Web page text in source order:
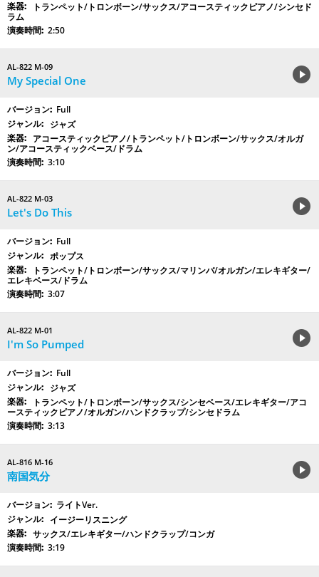
トランペット/トロンボーン/サックス/アコースティックピアノ/シンセド
ラム
2:50
AL-822 M-09
My Special One
Full
ジャズ
アコースティックピアノ/トランペット/トロンボーン/サックス/オルガ
ン/アコースティックベース/ドラム
3:10
AL-822 M-03
Let's Do This
Full
ポップス
トランペット/トロンボーン/サックス/マリンバ/オルガン/エレキギター/
エレキベース/ドラム
3:07
AL-822 M-01
I'm So Pumped
Full
ジャズ
トランペット/トロンボーン/サックス/シンセベース/エレキギター/アコ
ースティックピアノ/オルガン/ハンドクラップ/シンセドラム
3:13
AL-816 M-16
南国気分
ライトVer.
イージーリスニング
サックス/エレキギター/ハンドクラップ/コンガ
3:19